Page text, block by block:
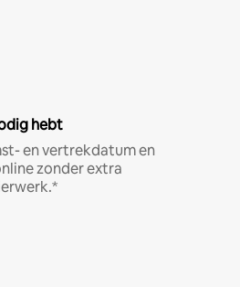
hebt
en vertrekdatum en
zonder extra